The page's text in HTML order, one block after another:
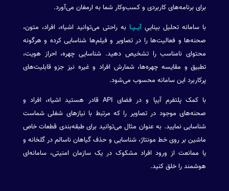
برای برنامه‌های کاربردی و کسب‌وکار شما به ارمغان می‌آورد.
با سامانه تحلیل بیناییِ آیــپــا به راحتی می‌توانید اشیاء، افراد، متون،
صحنه‌ها و فعالیت‌ها را در تصاویر و فیلم‌ها شناسایی کرده و هرگونه
محتوای نامناسب را تشخیص دهید. شناسایی چهره، احراز هویت،
تطبیق و مقایسه چهره‌ها، شمارش افراد و غیره نیز جزو قابلیت‌های
پرکاربرد این سامانه محسوب می‌شود.
با کمک پلتفرم آیپا و در فضای API
قادر هستید اشیاء، افراد و
صحنه‌های موجود در تصاویر را که مرتبط با نیازهای شغلی شماست
شناسایی نمایید. به عنوان مثال می‌توانید برای طبقه‌بندی قطعات خاص
ماشین بر روی خط مونتاژ، شناسایی و حذف گیاهان ناسالم در گلخانه و
یا ممانعت از ورود افراد مشکوک در یک سازمان امنیتی، سامانه‌ای
هوشمند را خلق کنید.